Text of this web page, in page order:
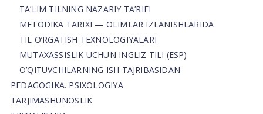
TA’LIM TILNING NAZARIY TA’RIFI
METODIKA TARIXI — OLIMLAR IZLANISHLARIDA
TIL O’RGATISH TEXNOLOGIYALARI
MUTAXASSISLIK UCHUN INGLIZ TILI (ESP)
O’QITUVCHILARNING ISH TAJRIBASIDAN
PEDAGOGIKA. PSIXOLOGIYA
TARJIMASHUNOSLIK